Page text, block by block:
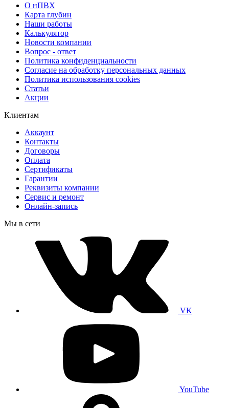
О нПВХ
Карта глубин
Наши работы
Калькулятор
Новости компании
Вопрос - ответ
Политика конфиденциальности
Согласие на обработку персональных данных
Политика использования cookies
Статьи
Акции
Клиентам
Аккаунт
Контакты
Договоры
Оплата
Сертификаты
Гарантии
Реквизиты компании
Сервис и ремонт
Онлайн-запись
Мы в сети
VK
YouTube